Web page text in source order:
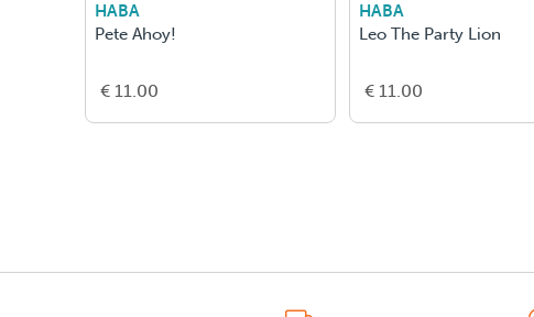
HABA
Pete Ahoy!
€ 11.00
HABA
Leo The Party Lion
€ 11.00